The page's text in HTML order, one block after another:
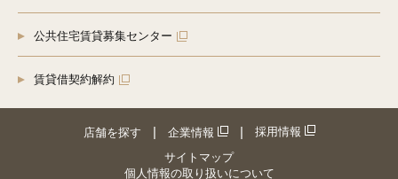
公共住宅賃貸募集センター
賃貸借契約解約
店舗を探す 企業情報
採用情報
サイトマップ
個人情報の取り扱いについて